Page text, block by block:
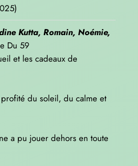
Kutta, Romain, Noémie,
Du 59
et les cadeaux de
du soleil, du calme et
a pu jouer dehors en toute